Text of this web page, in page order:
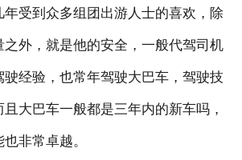
到众多组团出游人士的喜欢，除
外，就是他的安全，一般代驾司机
经验，也常年驾驶大巴车，驾驶技
大巴车一般都是三年内的新车吗，
非常卓越。